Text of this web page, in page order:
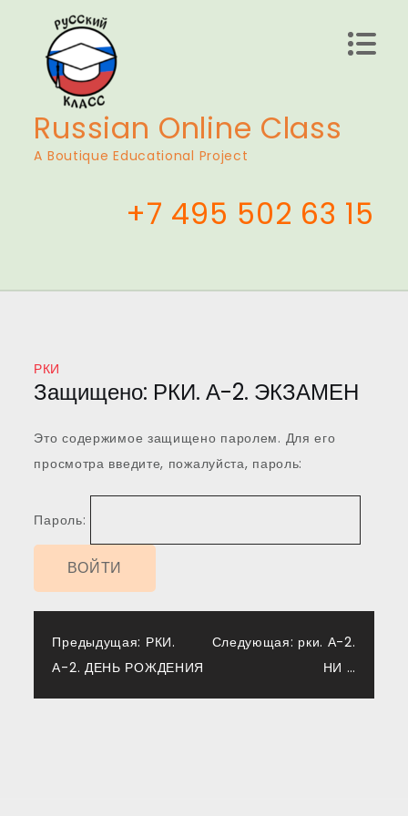
содержимому
Russian Online Class
A Boutique Educational Project
+7 495 502 63 15
РКИ
Защищено: РКИ. А-2. ЭКЗАМЕН
Это содержимое защищено паролем. Для его
просмотра введите, пожалуйста, пароль:
Пароль:
Навигация
по
Предыдущая: РКИ.
А-2. ДЕНЬ РОЖДЕНИЯ
Следующая: рки. А-2.
НИ …